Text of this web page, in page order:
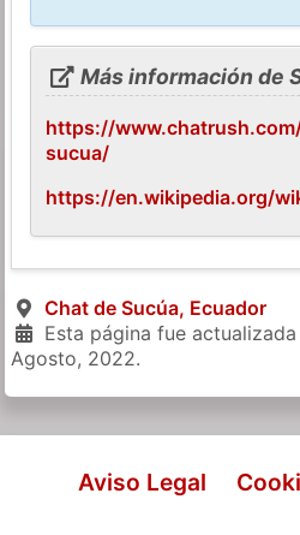
Más información de
https://
sucua/
https://en.wikipedia.org/
Chat de Sucúa, Ecuador
Esta página fue
Agosto, 2022.
Aviso Legal